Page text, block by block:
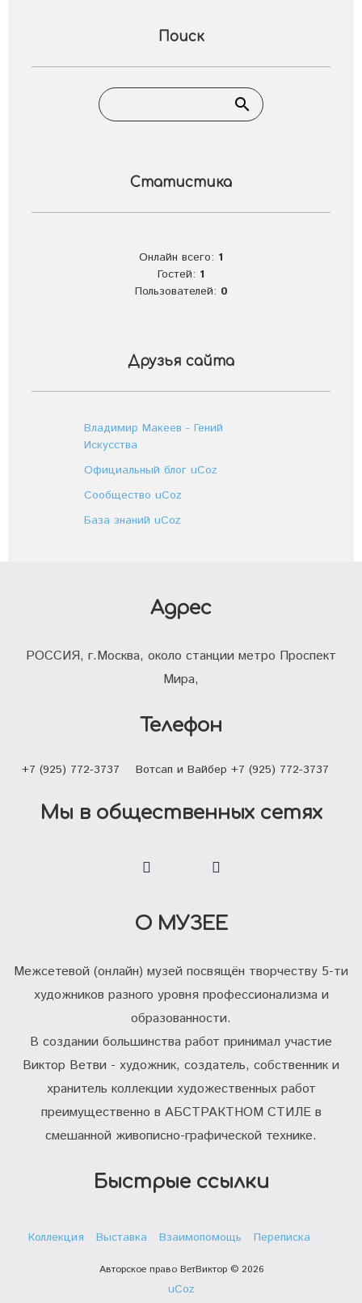
Поиск
Статистика
Онлайн всего: 1
Гостей: 1
Пользователей: 0
Друзья сайта
Владимир Макеев - Гений
Искусства
Официальный блог uCoz
Сообщество uCoz
База знаний uCoz
О МУЗЕЕ
Межсетевой (онлайн) музей посвящён творчеству 5-ти
художников разного уровня профессионализма и
образованности.
В создании большинства работ принимал участие
Виктор Ветви - художник, создатель, собственник и
хранитель коллекции художественных работ
преимущественно в АБСТРАКТНОМ СТИЛЕ в
смешанной живописно-графической технике.
Быстрые ссылки
Коллекция Выставка Взаимопомощь Переписка
Авторское право ВетВиктор © 2026
uCoz
Адрес
РОССИЯ, г.Москва, около станции метро Проспект
Мира,
Телефон
+7 (925) 772-3737 Вотсап и Вайбер +7 (925) 772-3737
Мы в общественных сетях